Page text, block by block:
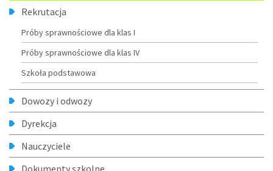
MenuRekrutacja
Próby sprawnościowe dla klas I
Próby sprawnościowe dla klas IV
Szkoła podstawowa
Dowozy i odwozy
Dyrekcja
Nauczyciele